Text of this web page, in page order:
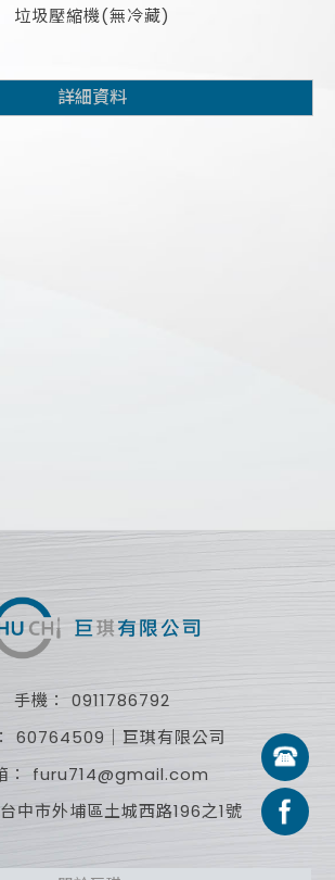
垃圾壓縮機(無冷藏)
詳細資料
0911786792
60764509｜巨琪有限公司
furu714@gmail.com
台中市外埔區土城西路196之1號